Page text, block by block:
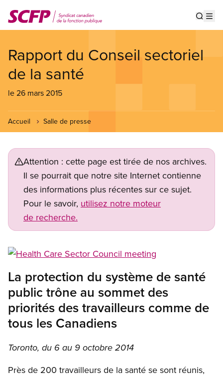
au
contenu
Rapport du Conseil sectoriel
de la santé
le 26 mars 2015
Accueil Salle de presse
Attention : cette page est tirée de nos archives.
Il se pourrait que notre site Internet contienne
des informations plus récentes sur ce sujet.
Pour le savoir, utilisez notre moteur
de recherche.
La protection du système de santé
public trône au sommet des
priorités des travailleurs comme de
tous les Canadiens
Toronto, du 6 au 9 octobre 2014
Près de 200 travailleurs de la santé se sont réunis,